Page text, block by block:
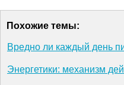
Похожие темы:
Вредно ли каждый день
Энергетики: механизм